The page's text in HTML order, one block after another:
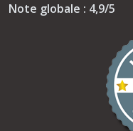
Note globale : 4,9/5